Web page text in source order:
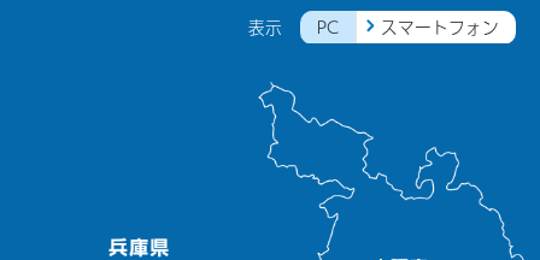
表示 PC スマートフォン